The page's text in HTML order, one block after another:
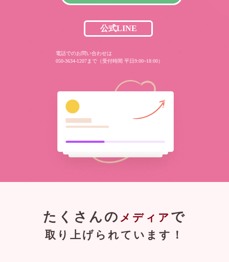
公式LINE
電話でのお問い合わせは
050-3634-1207まで（受付時間 平日9:00~18:00）
たくさんの メディア で
取り上げられています！